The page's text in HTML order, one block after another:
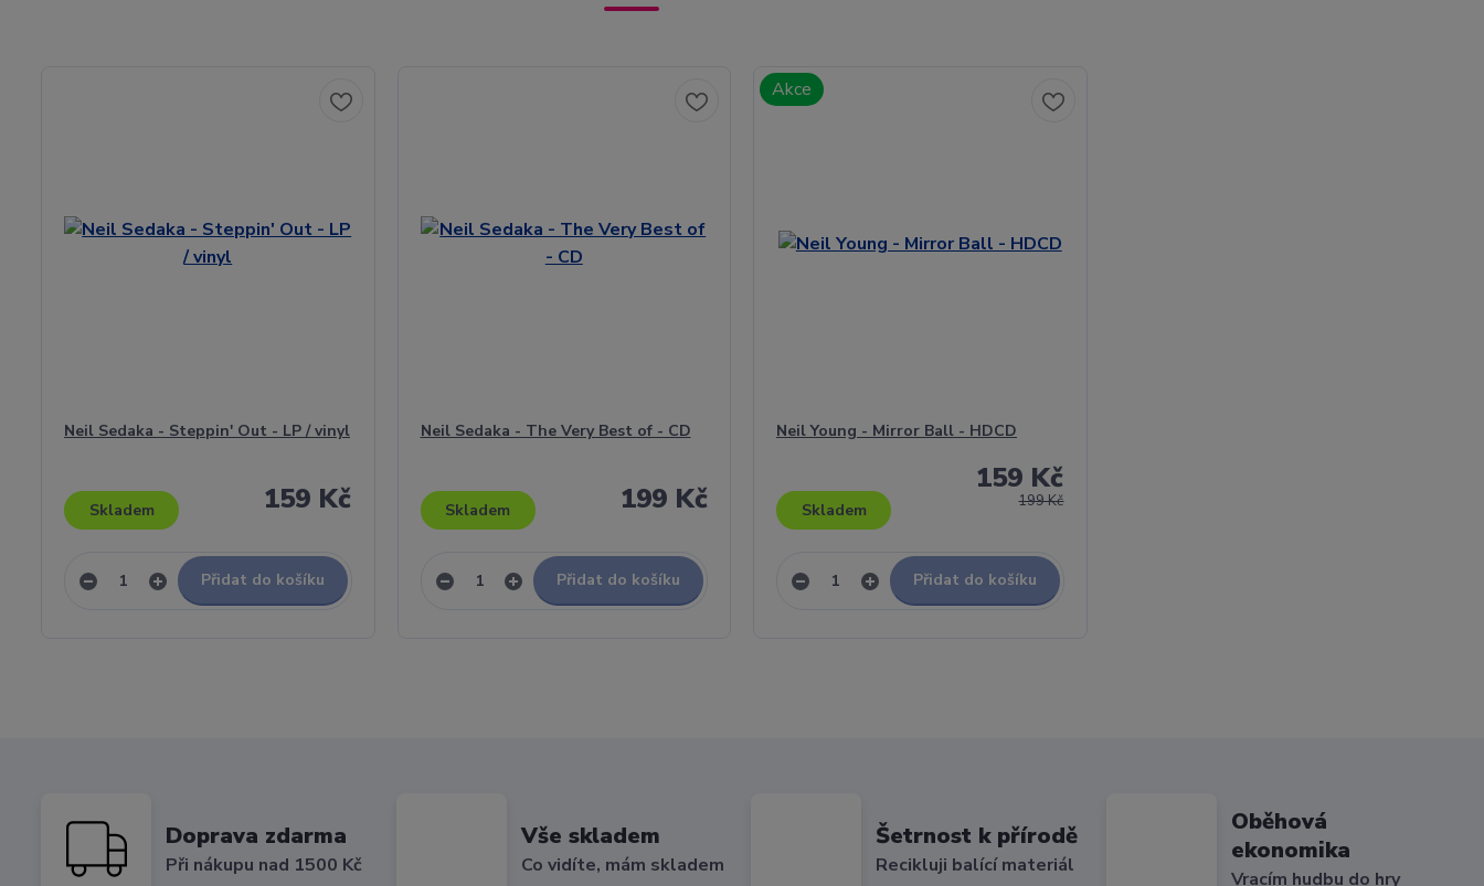
Neil Sedaka - Steppin' Out - LP / vinyl
159 Kč
Skladem
Přidat do košíku
Neil Sedaka - The Very Best of - CD
199 Kč
Skladem
Přidat do košíku
Akce
Neil Young - Mirror Ball - HDCD
199 Kč
159 Kč
Skladem
Přidat do košíku
Doprava zdarma
Při nákupu nad 1500 Kč
Vše skladem
Co vidíte, mám skladem
Šetrnost k přírodě
Recikluji balící materiál
Oběhová
ekonomika
Vracím hudbu do hry